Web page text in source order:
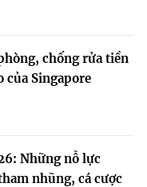
chống rửa tiền
của Singapore
Những nỗ lực
nhũng, cá cược